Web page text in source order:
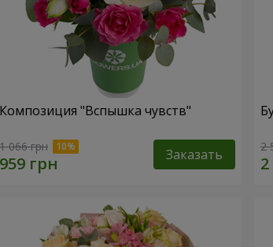
Композиция "Вспышка чувств"
1 066 грн Заказать 2